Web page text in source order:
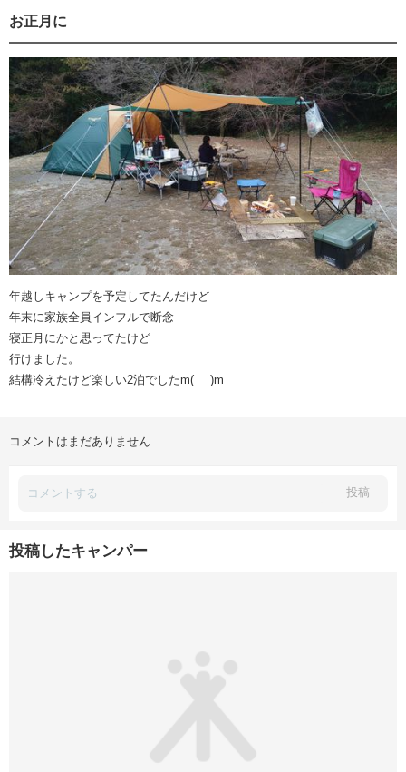
お正月に
年越しキャンプを予定してたんだけど
年末に家族全員インフルで断念
寝正月にかと思ってたけど
行けました。
結構冷えたけど楽しい2泊でしたm(_ _)m
コメントはまだありません
投稿
投稿したキャンパー